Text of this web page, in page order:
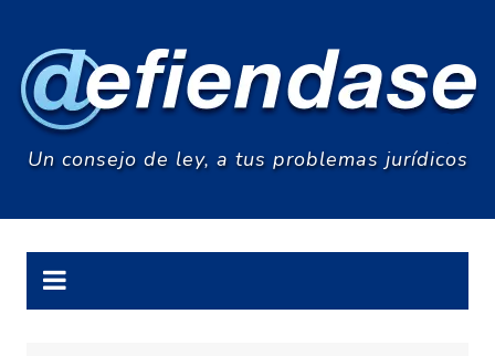
contenido
Un consejo de ley, a tus problemas jurídicos